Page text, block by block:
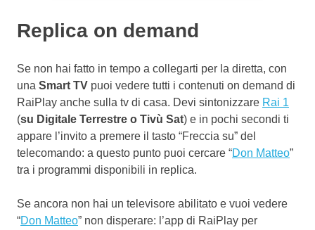
Replica on demand
Se non hai fatto in tempo a collegarti per la diretta, con
una Smart TV puoi vedere tutti i contenuti on demand di
RaiPlay anche sulla tv di casa. Devi sintonizzare Rai 1
(su Digitale Terrestre o Tivù Sat) e in pochi secondi ti
appare l’invito a premere il tasto “Freccia su” del
telecomando: a questo punto puoi cercare “Don Matteo”
tra i programmi disponibili in replica.
Se ancora non hai un televisore abilitato e vuoi vedere
“Don Matteo” non disperare: l’app di RaiPlay per